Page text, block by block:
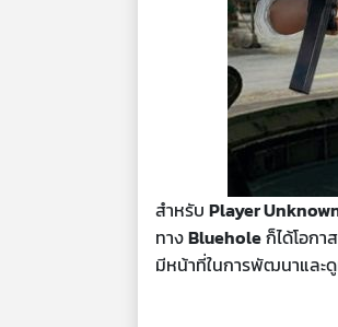
สำหรับ Player
ทางBlueholeก็ได้โอกา
มีหน้าที่ในการพัฒนาและ